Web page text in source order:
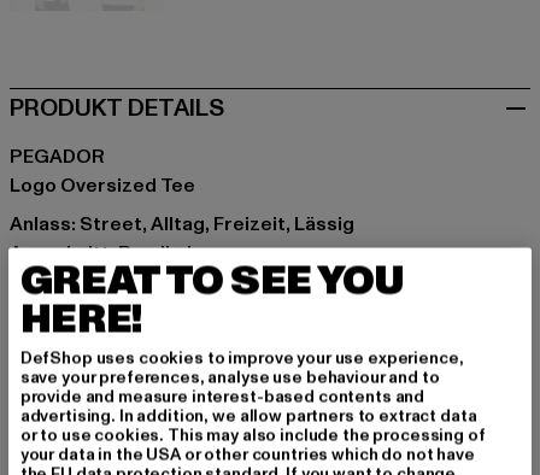
PRODUKT DETAILS
PEGADOR
Logo Oversized Tee
Anlass: Street, Alltag, Freizeit, Lässig
Ausschnitt: Rundhals
Ärmelart: Kurzarm
Schnitt: Oversize
Marke: PEGADOR
Kat.: T-Shirts
Farbe: schwarz
Hersteller Farbe: vintage black/black
Materialzusammensetzung: 100% Baumwolle
GREAT TO SEE YOU
HERE!
DefShop uses cookies to improve your use experience,
save your preferences, analyse use behaviour and to
provide and measure interest-based contents and
advertising. In addition, we allow partners to extract data
or to use cookies. This may also include the processing of
your data in the USA or other countries which do not have